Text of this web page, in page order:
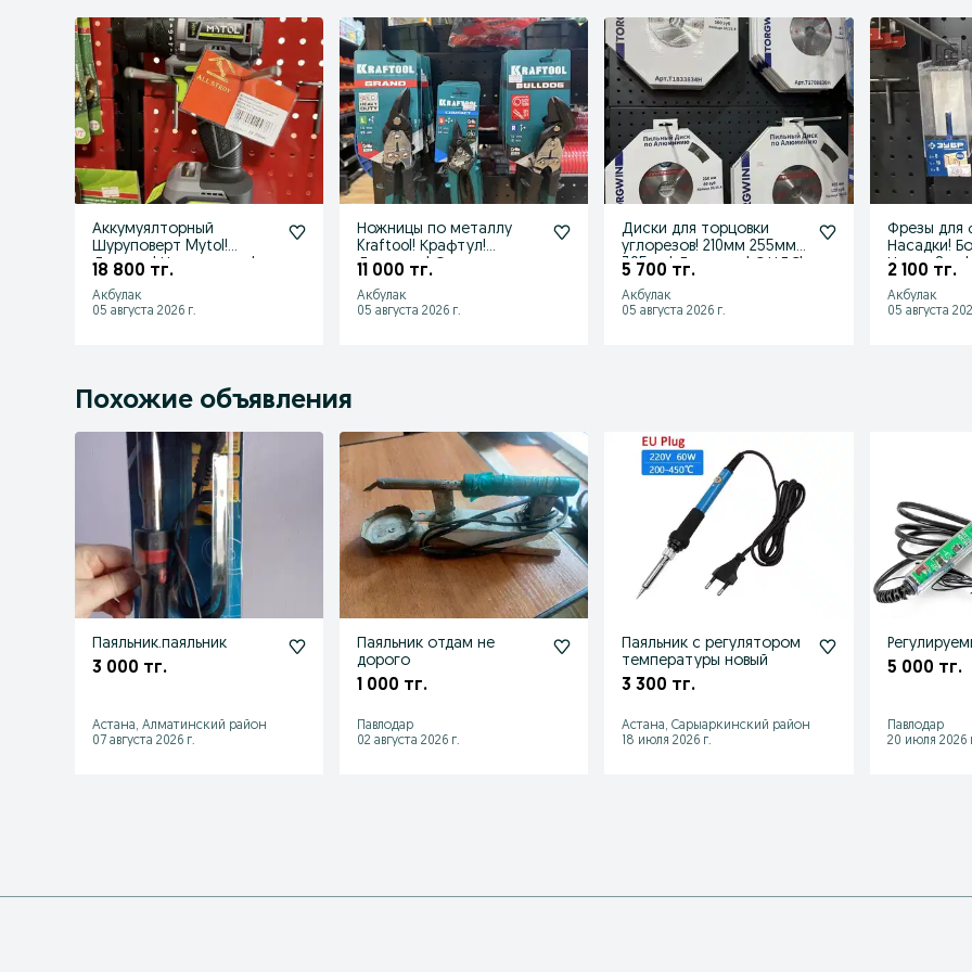
Аккумуялторный
Шуруповерт Mytol!
Досавка! Низкие цены!
18 800 тг.
Акбулак
05 августа 2026 г.
Ножницы по металлу
Kraftool! Крафтул!
Доставка! Открыты до
11 000 тг.
Акбулак
05 августа 2026 г.
Диски для торцовки
углорезов! 210мм 255мм
305мм! Доставка! С НДС!
5 700 тг.
Акбулак
05 августа 2026 г.
Фрезы для
Насадки!
Цанга 8мм!
2 100 тг.
Акбулак
05 августа
Похожие объявления
Паяльник.паяльник
3 000 тг.
Астана, Алматинский район
07 августа 2026 г.
Паяльник отдам не
дорого
1 000 тг.
Павлодар
02 августа 2026 г.
Паяльник с регулятором
температуры новый
3 300 тг.
Астана, Сарыаркинский район
18 июля 2026 г.
5 000 тг.
Павлодар
20 июля 2026